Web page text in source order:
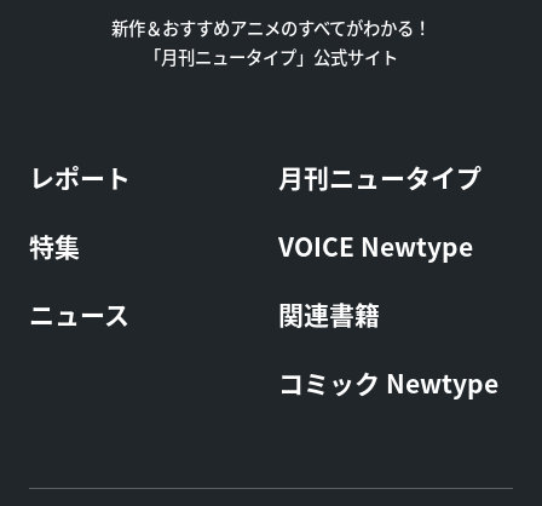
新作＆おすすめアニメのすべてがわかる！
「月刊ニュータイプ」公式サイト
レポート
特集
ニュース
月刊ニュータイプ
VOICE Newtype
関連書籍
コミック Newtype